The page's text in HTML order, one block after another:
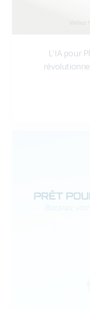
L'IA pour